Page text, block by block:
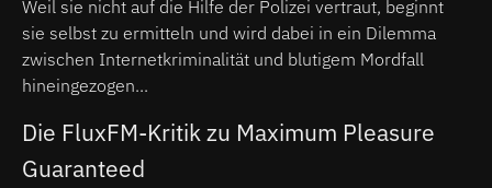
Weil sie nicht auf die Hilfe der Polizei vertraut, beginnt
sie selbst zu ermitteln und wird dabei in ein Dilemma
zwischen Internetkriminalität und blutigem Mordfall
hineingezogen...
Die FluxFM-Kritik zu Maximum Pleasure
Guaranteed